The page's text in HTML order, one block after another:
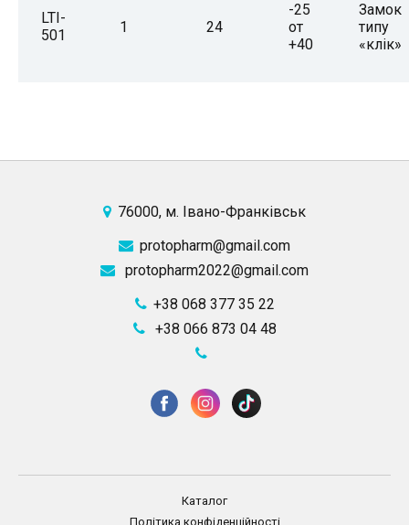
LTI-
501
1 24
-25
от
+40
За­мок
ти­пу
«клік»
76000, м. Івано-Франківськ
protopharm@gmail.com
protopharm2022@gmail.com
+38 068 377 35 22
+38 066 873 04 48
Каталог
Політика конфіденційності